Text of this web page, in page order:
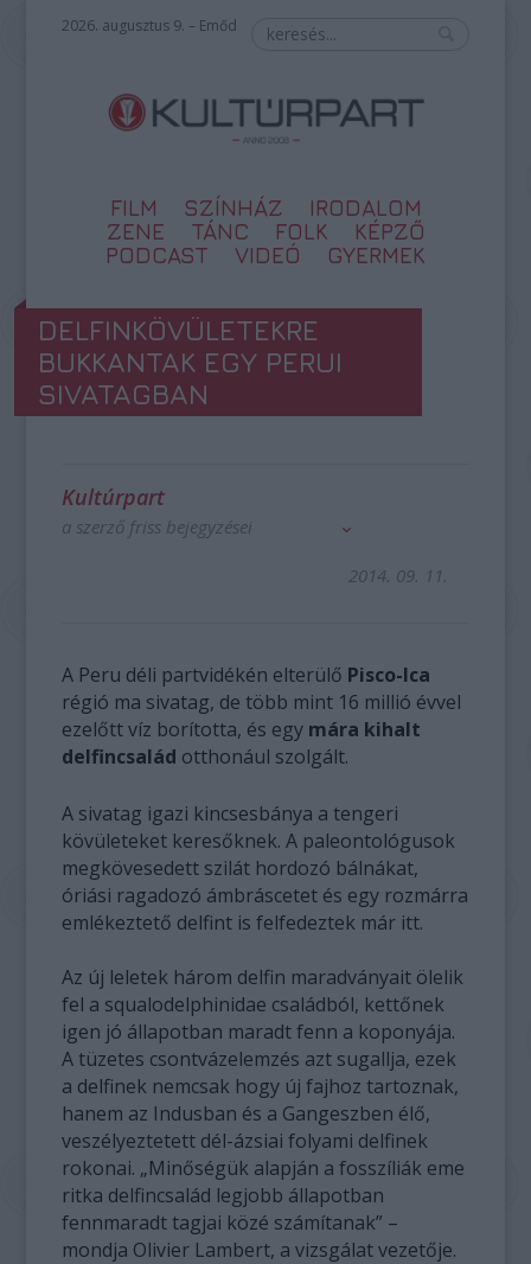
2026. augusztus 9. – Emőd
FILM SZÍNHÁZ
IRODALOM
ZENE
TÁNC FOLK
KÉPZŐ
PODCAST
VIDEÓ GYERMEK
DELFINKÖVÜLETEKRE
BUKKANTAK EGY PERUI
SIVATAGBAN
Kultúrpart
a szerző friss bejegyzései
2014. 09. 11.
A Peru déli partvidékén elterülő Pisco-Ica
régió ma sivatag, de több mint 16 millió évvel
ezelőtt víz borította, és egy mára kihalt
delfincsalád otthonául szolgált.
A sivatag igazi kincsesbánya a tengeri
kövületeket keresőknek. A paleontológusok
megkövesedett szilát hordozó bálnákat,
óriási ragadozó ámbráscetet és egy rozmárra
emlékeztető delfint is felfedeztek már itt.
Az új leletek három delfin maradványait ölelik
fel a squalodelphinidae családból, kettőnek
igen jó állapotban maradt fenn a koponyája.
A tüzetes csontvázelemzés azt sugallja, ezek
a delfinek nemcsak hogy új fajhoz tartoznak,
hanem az Indusban és a Gangeszben élő,
veszélyeztetett dél-ázsiai folyami delfinek
rokonai. „Minőségük alapján a fosszíliák eme
ritka delfincsalád legjobb állapotban
fennmaradt tagjai közé számítanak” –
mondja Olivier Lambert, a vizsgálat vezetője.